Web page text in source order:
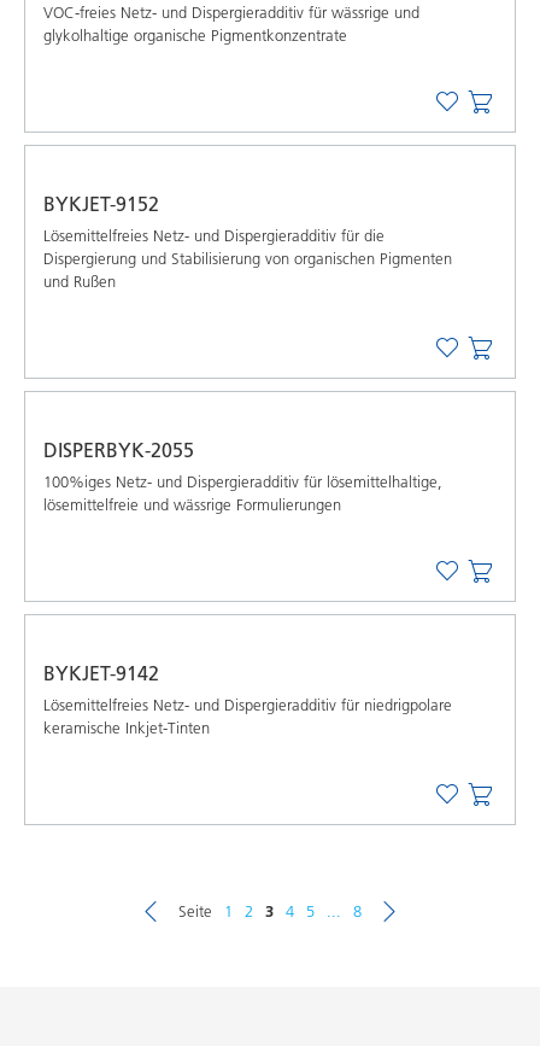
VOC-freies Netz- und Dispergieradditiv für wässrige und
glykolhaltige organische Pigmentkonzentrate
BYKJET-9152
Lösemittelfreies Netz- und Dispergieradditiv für die
Dispergierung und Stabilisierung von organischen Pigmenten
und Rußen
DISPERBYK-2055
100%iges Netz- und Dispergieradditiv für lösemittelhaltige,
lösemittelfreie und wässrige Formulierungen
BYKJET-9142
Lösemittelfreies Netz- und Dispergieradditiv für niedrigpolare
keramische Inkjet-Tinten
Seite 1 2 3 4 5 8